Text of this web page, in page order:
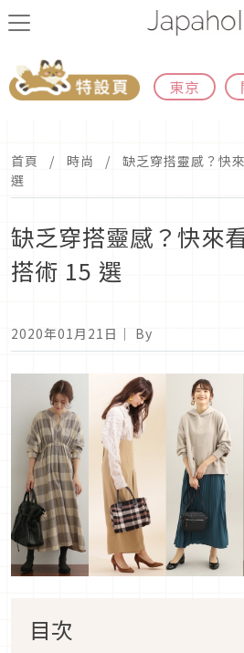
東京
首頁 時尚
缺乏穿搭靈感？快
選
缺乏穿搭靈感？快來
搭術 15 選
2020年01月21日 ｜ By
目次